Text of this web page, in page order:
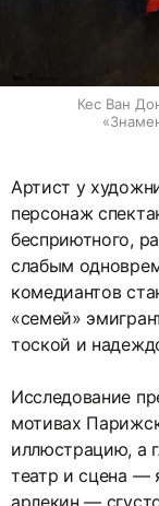
Кес Ван
Артист у
персонаж
бесприютного,
слабым
комедиантов
«семей»
тоской и
Исследование
мотивах
иллюстрацию, а
театр и сцена —